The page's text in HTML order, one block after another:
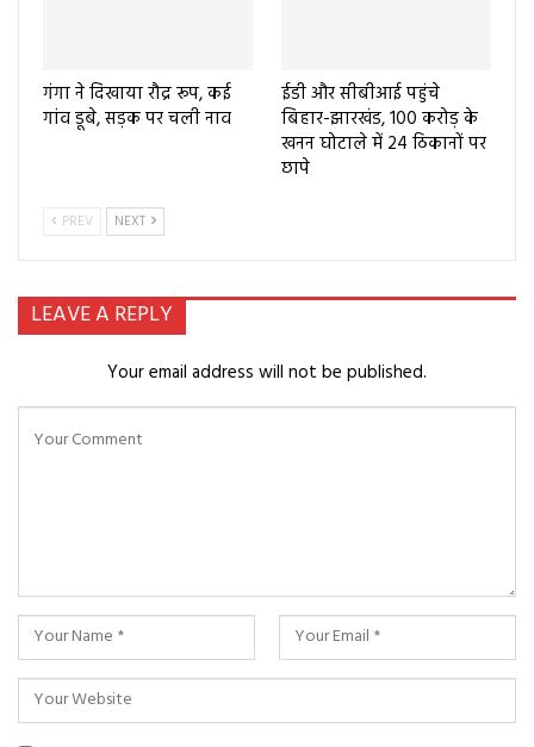
गंगा ने दिखाया रौद्र रूप, कई
गांव डूबे, सड़क पर चली नाव
ईडी और सीबीआई पहुंचे
बिहार-झारखंड, 100 करोड़ के
खनन घोटाले में 24 ठिकानों पर
छापे
PREV NEXT
LEAVE A REPLY
Your email address will not be published.